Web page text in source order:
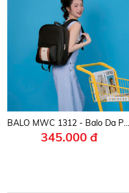
BALO MWC 1312 - Balo Da PU Cao Cấp Phong Cách Casual Đi Học, Đi làm, Đựng Latop, Du Lịch Cool Ngầu.
345.000 đ